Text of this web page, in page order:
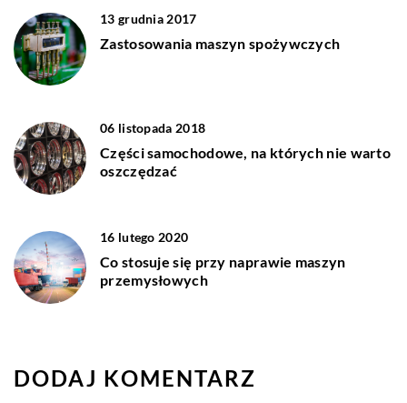
13 grudnia 2017
Zastosowania maszyn spożywczych
06 listopada 2018
Części samochodowe, na których nie warto
oszczędzać
16 lutego 2020
Co stosuje się przy naprawie maszyn
przemysłowych
DODAJ KOMENTARZ